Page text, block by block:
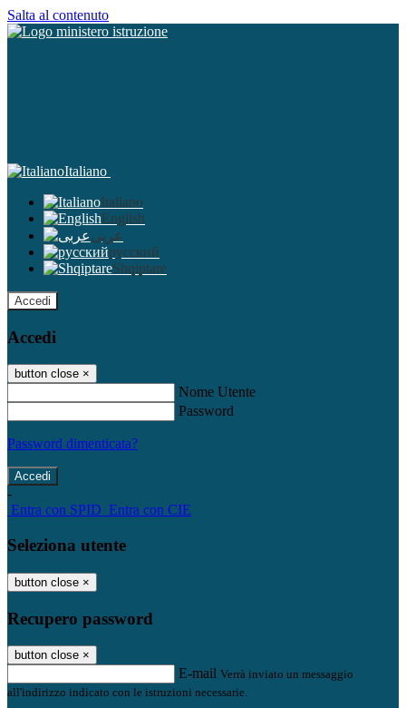
Salta al contenuto
Italiano
Italiano
English
عربى
русский
Shqiptare
Accedi
Accedi
button close ×
Nome Utente
Password
Password dimenticata?
-
Entra con SPID Entra con CIE
Seleziona utente
button close ×
Recupero password
button close ×
E-mail Verrà inviato un messaggio
all'indirizzo indicato con le istruzioni necessarie.